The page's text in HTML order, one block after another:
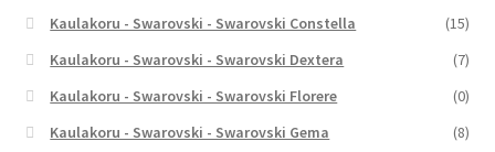
Kaulakoru - Swarovski - Swarovski Constella
(15)
Kaulakoru - Swarovski - Swarovski Dextera
(7)
Kaulakoru - Swarovski - Swarovski Florere
(0)
Kaulakoru - Swarovski - Swarovski Gema
(8)